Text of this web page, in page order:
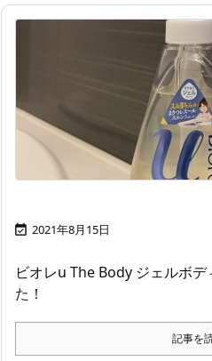
 2021年8月15日
ビオレu The Body ジェルボ
た！
記事を